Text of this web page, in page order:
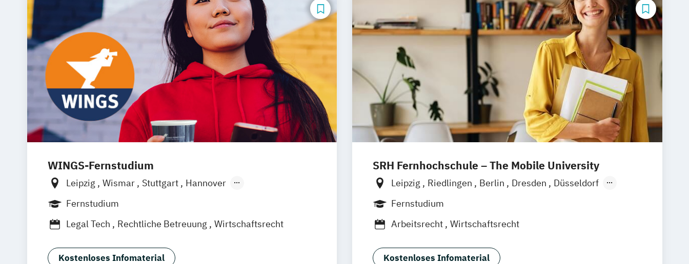
WINGS-Fernstudium
Leipzig Wismar Stuttgart
Hannover
Frankfurt am Main
Fernstudium
Legal Tech
Rechtliche Betreuung Wirtschaftsrecht
Kostenloses Infomaterial
SRH Fernhochschule – The Mobile University
Leipzig Riedlingen Berlin Dresden
Düsseldorf
Hamburg
Frankfurt am Main Hamm Zürich
Fernstudium
Arbeitsrecht
Wirtschaftsrecht
Kostenloses Infomaterial